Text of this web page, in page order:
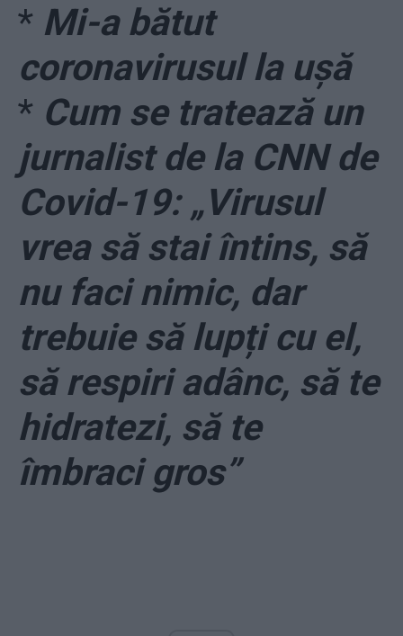
* Mi-a bătut
coronavirusul la ușă
* Cum se tratează un
jurnalist de la CNN de
Covid-19: „Virusul
vrea să stai întins, să
nu faci nimic, dar
trebuie să lupți cu el,
să respiri adânc, să te
hidratezi, să te
îmbraci gros”